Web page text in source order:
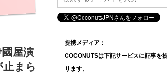
屋演
まら
提携メディア：
COCONUTSは下記サービスに記事を
ります。